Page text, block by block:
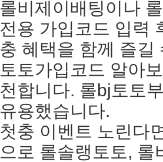
롤비제이배팅이나
전용 가입코드 입력
충 혜택을 함께 즐길
토토가입코드 알아
천합니다. 롤bj토토
유용했습니다.
첫충 이벤트 노린다
으로 롤솔랭토토, 롤